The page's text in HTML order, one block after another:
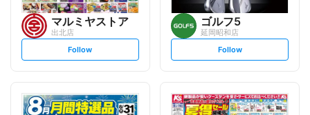
マルミヤストア
出北店
s
l
o
w
Follow
ゴルフ5
延岡昭和店
s
l
o
w
Follow